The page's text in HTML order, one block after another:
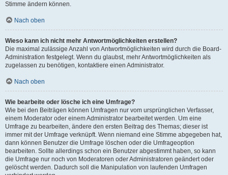
Stimme ändern können.
Nach oben
Wieso kann ich nicht mehr Antwortmöglichkeiten erstellen?
Die maximal zulässige Anzahl von Antwortmöglichkeiten wird durch die Board-
Administration festgelegt. Wenn du glaubst, mehr Antwortmöglichkeiten als
zugelassen zu benötigen, kontaktiere einen Administrator.
Nach oben
Wie bearbeite oder lösche ich eine Umfrage?
Wie bei den Beiträgen können Umfragen nur vom ursprünglichen Verfasser,
einem Moderator oder einem Administrator bearbeitet werden. Um eine
Umfrage zu bearbeiten, ändere den ersten Beitrag des Themas; dieser ist
immer mit der Umfrage verknüpft. Wenn niemand eine Stimme abgegeben hat,
dann können Benutzer die Umfrage löschen oder die Umfrageoption
bearbeiten. Sollte allerdings schon ein Benutzer abgestimmt haben, so kann
die Umfrage nur noch von Moderatoren oder Administratoren geändert oder
gelöscht werden. Dadurch soll die Manipulation von laufenden Umfragen